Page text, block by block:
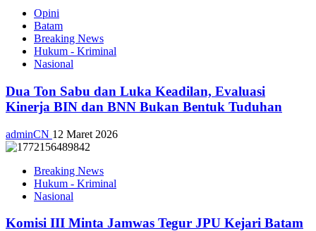
Opini
Batam
Breaking News
Hukum - Kriminal
Nasional
Dua Ton Sabu dan Luka Keadilan, Evaluasi
Kinerja BIN dan BNN Bukan Bentuk Tuduhan
adminCN 12 Maret 2026
Breaking News
Hukum - Kriminal
Nasional
Komisi III Minta Jamwas Tegur JPU Kejari Batam